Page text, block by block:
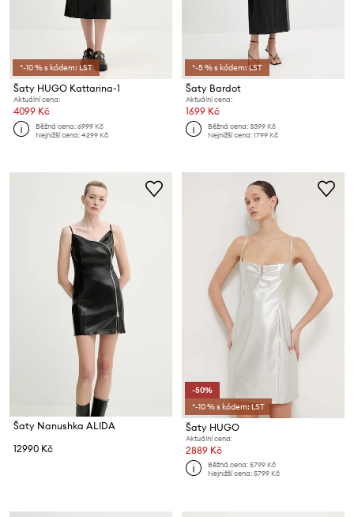
*-10 % s kódem: LST
Šaty HUGO Kattarina-1
Aktuální cena:
4099 Kč
Běžná cena:6999 Kč
Nejnižší cena:4299 Kč
*-5 % s kódem: LST
Šaty Bardot
Aktuální cena:
1699 Kč
Běžná cena:3399 Kč
Nejnižší cena:1799 Kč
Šaty Nanushka ALIDA
12990 Kč
-50%
*-10 % s kódem: LST
Šaty HUGO
Aktuální cena:
2889 Kč
Běžná cena:5799 Kč
Nejnižší cena:5799 Kč